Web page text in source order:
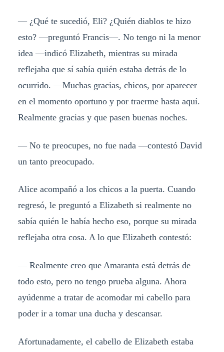
— ¿Qué te sucedió, Eli? ¿Quién diablos te hizo
esto? —preguntó Francis—. No tengo ni la menor
idea —indicó Elizabeth, mientras su mirada
reflejaba que sí sabía quién estaba detrás de lo
ocurrido. —Muchas gracias, chicos, por aparecer
en el momento oportuno y por traerme hasta aquí.
Realmente gracias y que pasen buenas noches.
— No te preocupes, no fue nada —contestó David
un tanto preocupado.
Alice acompañó a los chicos a la puerta. Cuando
regresó, le preguntó a Elizabeth si realmente no
sabía quién le había hecho eso, porque su mirada
reflejaba otra cosa. A lo que Elizabeth contestó:
— Realmente creo que Amaranta está detrás de
todo esto, pero no tengo prueba alguna. Ahora
ayúdenme a tratar de acomodar mi cabello para
poder ir a tomar una ducha y descansar.
Afortunadamente, el cabello de Elizabeth estaba